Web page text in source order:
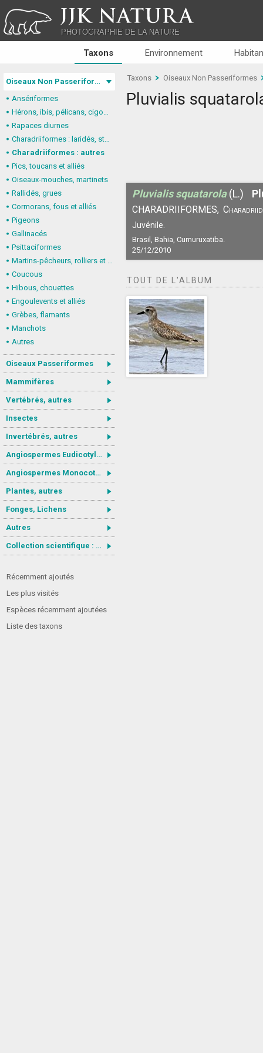
JJK NATURA
PHOTOGRAPHIE DE LA NATURE
Taxons Environnement
Oiseaux Non Passeriformes
Ansériformes
Hérons, ibis, pélicans, cigognes
Rapaces diurnes
Charadriiformes : laridés, stercorariidés, glaréolidés
Charadriiformes : autres
Pics, toucans et alliés
Oiseaux-mouches, martinets
Rallidés, grues
Cormorans, fous et alliés
Pigeons
Gallinacés
Psittaciformes
Martins-pêcheurs, rolliers et alliés
Coucous
Hibous, chouettes
Engoulevents et alliés
Grèbes, flamants
Manchots
Autres
Oiseaux Passeriformes
Mammifères
Vertébrés, autres
Insectes
Invertébrés, autres
Angiospermes Eudicotylédones
Angiospermes Monocotylédones
Plantes, autres
Fonges, Lichens
Autres
Collection scientifique : Gastrotricha
Récemment ajoutés
Les plus visités
Espèces récemment ajoutées
Liste des taxons
Taxons Oiseaux Non Passeriformes
Pluvialis
Pluvialis squatarola (L.)
CHARADRIIFORMES,
Juvénile.
Brasil, Bahia, Cumuruxatiba.
25/12/2010
TOUT DE L'ALBUM